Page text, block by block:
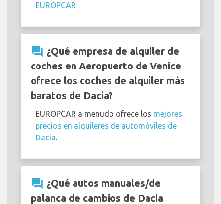
EUROPCAR
question_answer ¿Qué empresa de alquiler de
coches en Aeropuerto de Venice
ofrece los coches de alquiler más
baratos de Dacia?
EUROPCAR a menudo ofrece los mejores
precios en alquileres de automóviles de
Dacia
question_answer ¿Qué autos manuales/de
palanca de cambios de Dacia